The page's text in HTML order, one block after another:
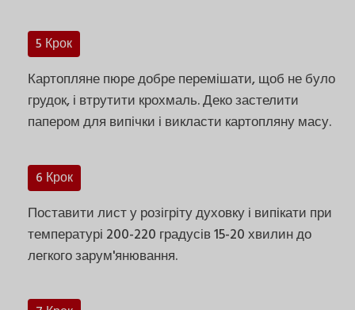
5 Крок
Картопляне пюре добре перемішати, щоб не було
грудок, і втрутити крохмаль. Деко застелити
папером для випічки і викласти картопляну масу.
6 Крок
Поставити лист у розігріту духовку і випікати при
температурі 200-220 градусів 15-20 хвилин до
легкого зарум'янювання.